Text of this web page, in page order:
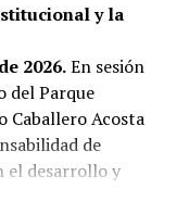
madres o en las
requiere el
el primer acto
que fortalece un
y la
2026.En sesión
del Parque
Caballero Acosta
de
el desarrollo y